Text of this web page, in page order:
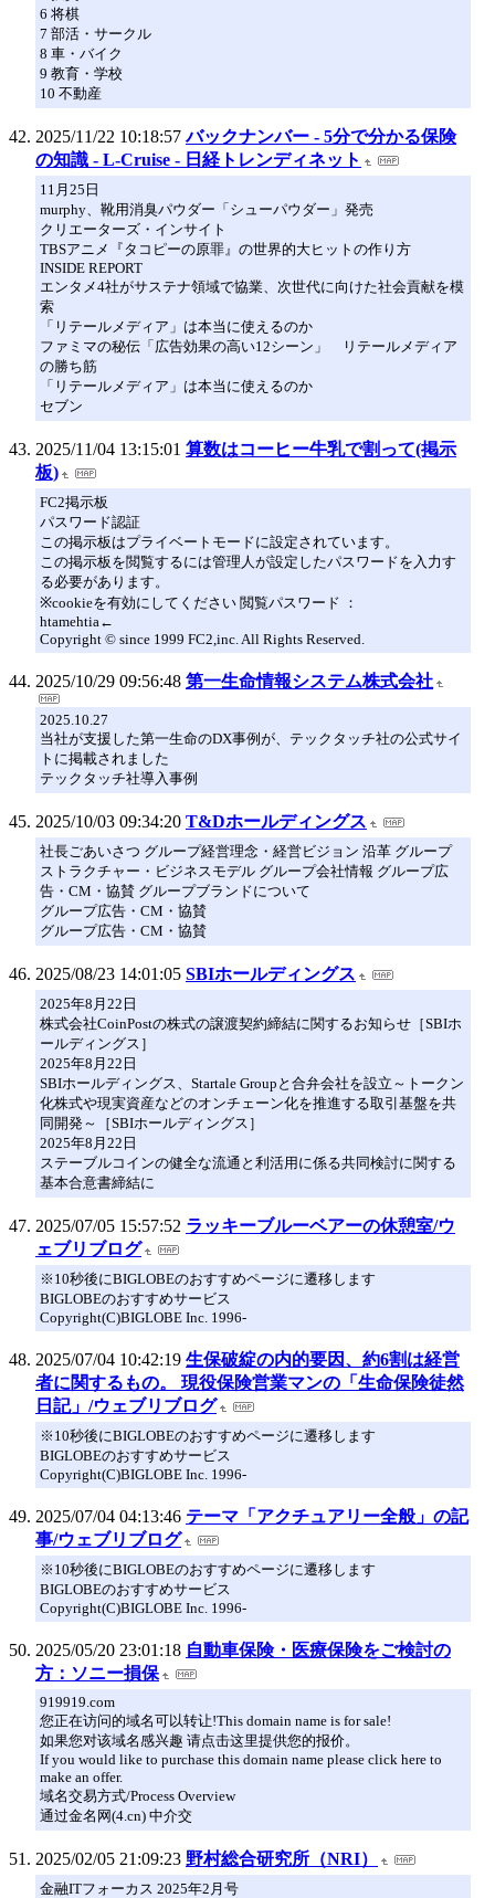
6 将棋
7 部活・サークル
8 車・バイク
9 教育・学校
10 不動産
2025/11/22 10:18:57 バックナンバー - 5分で分かる保険
の知識 - L-Cruise - 日経トレンディネット
11月25日
murphy、靴用消臭パウダー「シューパウダー」発売
クリエーターズ・インサイト
TBSアニメ『タコピーの原罪』の世界的大ヒットの作り方
INSIDE REPORT
エンタメ4社がサステナ領域で協業、次世代に向けた社会貢献を模
索
「リテールメディア」は本当に使えるのか
ファミマの秘伝「広告効果の高い12シーン」 リテールメディア
の勝ち筋
「リテールメディア」は本当に使えるのか
セブン
2025/11/04 13:15:01 算数はコーヒー牛乳で割って(掲示
板)
FC2掲示板
パスワード認証
この掲示板はプライベートモードに設定されています。
この掲示板を閲覧するには管理人が設定したパスワードを入力す
る必要があります。
※cookieを有効にしてください 閲覧パスワード ：
htamehtia←
Copyright © since 1999 FC2,inc. All Rights Reserved.
2025/10/29 09:56:48 第一生命情報システム株式会社
2025.10.27
当社が支援した第一生命のDX事例が、テックタッチ社の公式サイ
トに掲載されました
テックタッチ社導入事例
2025/10/03 09:34:20 T&Dホールディングス
社長ごあいさつ グループ経営理念・経営ビジョン 沿革 グループ
ストラクチャー・ビジネスモデル グループ会社情報 グループ広
告・CM・協賛 グループブランドについて
グループ広告・CM・協賛
グループ広告・CM・協賛
2025/08/23 14:01:05 SBIホールディングス
2025年8月22日
株式会社CoinPostの株式の譲渡契約締結に関するお知らせ［SBIホ
ールディングス］
2025年8月22日
SBIホールディングス、Startale Groupと合弁会社を設立～トークン
化株式や現実資産などのオンチェーン化を推進する取引基盤を共
同開発～［SBIホールディングス］
2025年8月22日
ステーブルコインの健全な流通と利活用に係る共同検討に関する
基本合意書締結に
2025/07/05 15:57:52 ラッキーブルーベアーの休憩室/ウ
ェブリブログ
※10秒後にBIGLOBEのおすすめページに遷移します
BIGLOBEのおすすめサービス
Copyright(C)BIGLOBE Inc. 1996-
2025/07/04 10:42:19 生保破綻の内的要因、約6割は経営
者に関するもの。 現役保険営業マンの「生命保険徒然
日記」/ウェブリブログ
※10秒後にBIGLOBEのおすすめページに遷移します
BIGLOBEのおすすめサービス
Copyright(C)BIGLOBE Inc. 1996-
2025/07/04 04:13:46 テーマ「アクチュアリー全般」の記
事/ウェブリブログ
※10秒後にBIGLOBEのおすすめページに遷移します
BIGLOBEのおすすめサービス
Copyright(C)BIGLOBE Inc. 1996-
2025/05/20 23:01:18 自動車保険・医療保険をご検討の
方：ソニー損保
919919.com
您正在访问的域名可以转让!This domain name is for sale!
如果您对该域名感兴趣 请点击这里提供您的报价。
If you would like to purchase this domain name please click here to
make an offer.
域名交易方式/Process Overview
通过金名网(4.cn) 中介交
2025/02/05 21:09:23 野村総合研究所（NRI）
金融ITフォーカス 2025年2月号